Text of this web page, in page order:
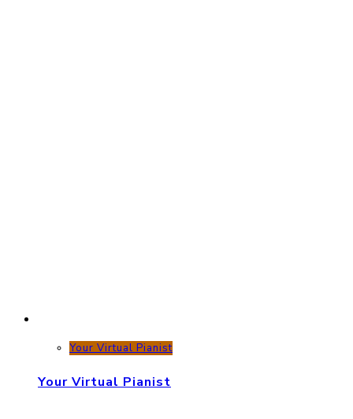
Your Virtual Pianist
Your Virtual Pianist